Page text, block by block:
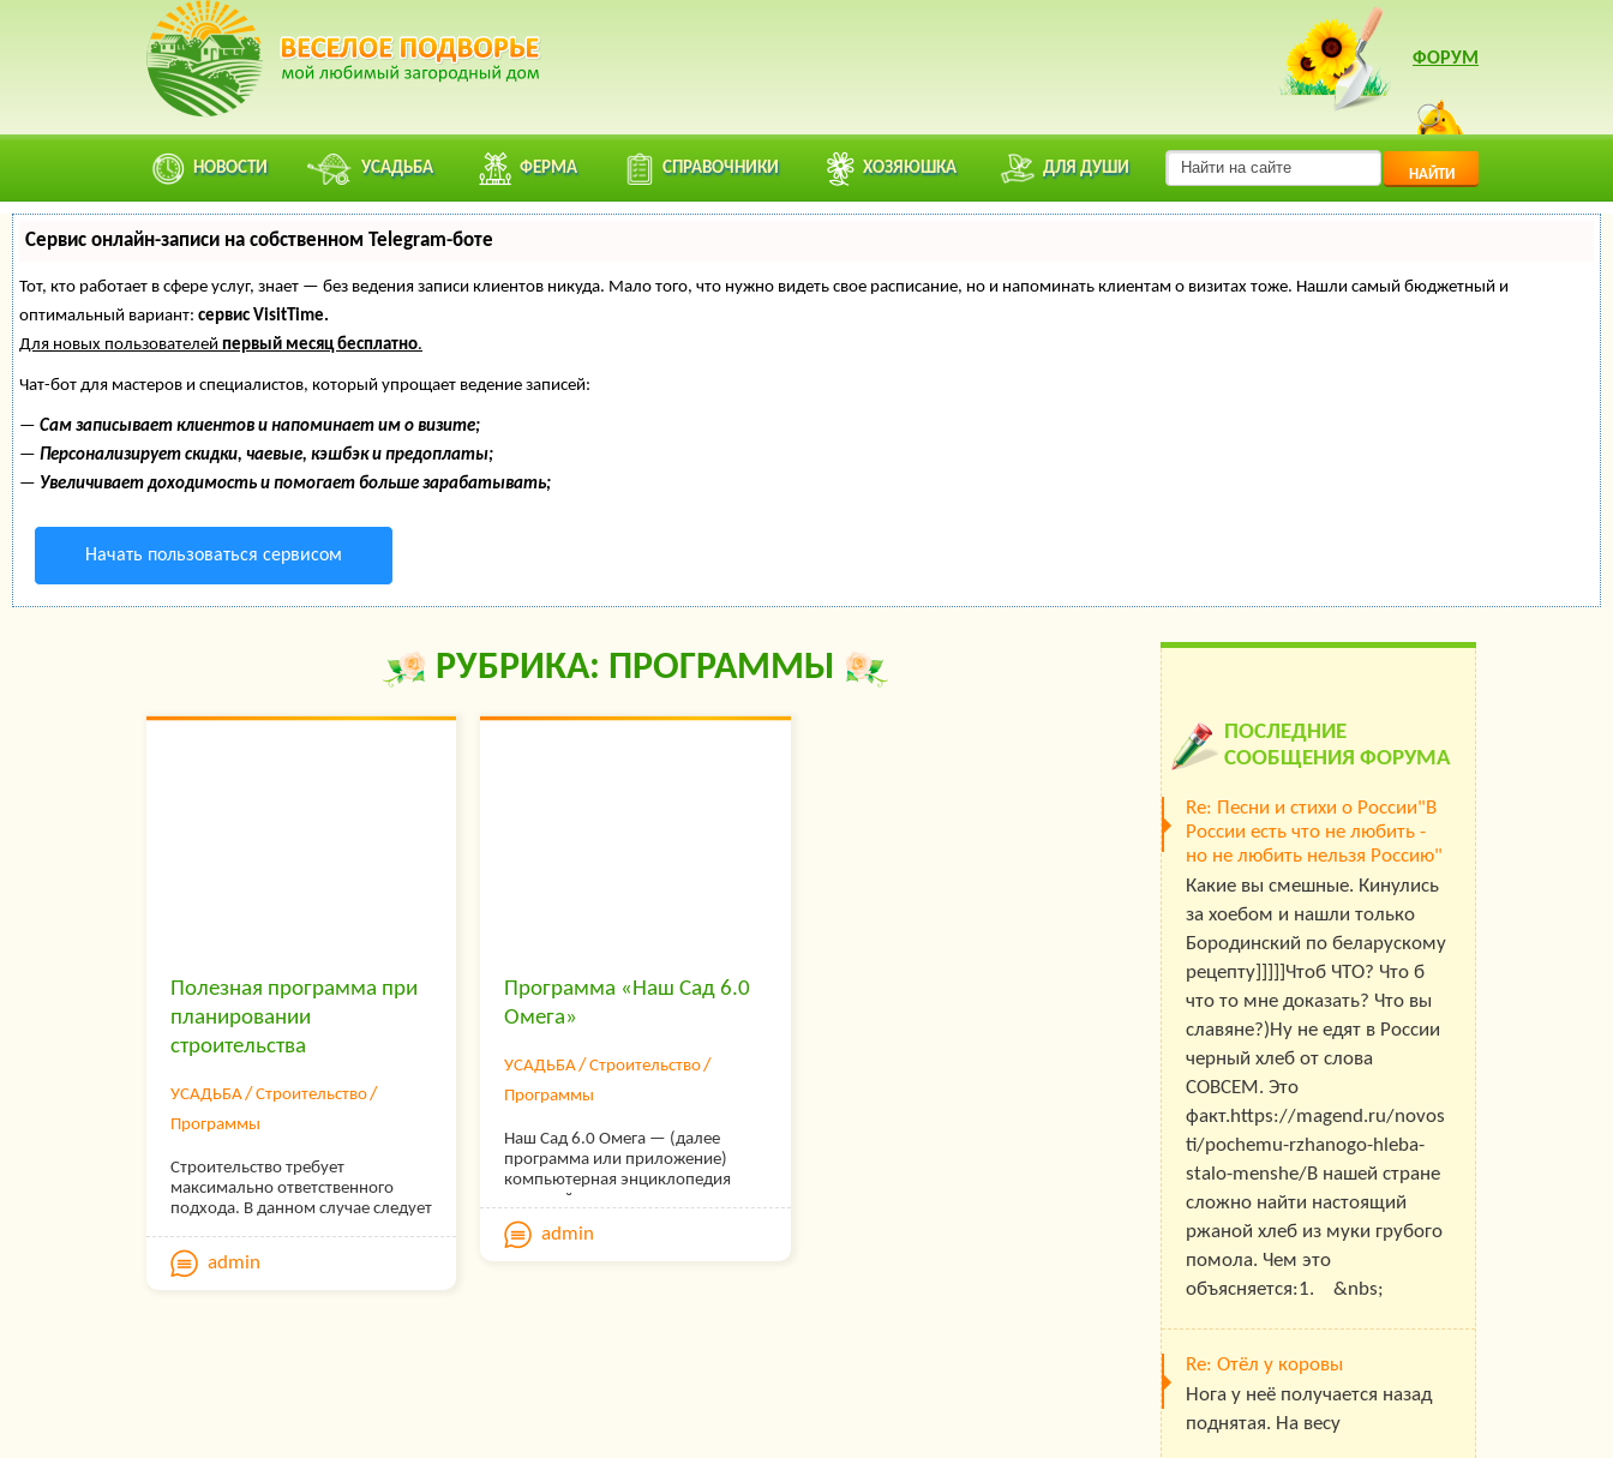
ФОРУМ
НОВОСТИ УСАДЬБА ФЕРМА СПРАВОЧНИКИ ХОЗЯЮШКА ДЛЯ ДУШИ НАЙТИ
Сервис онлайн-записи на собственном Telegram-боте
Тот, кто работает в сфере услуг, знает — без ведения записи клиентов никуда. Мало того, что нужно видеть свое расписание, но и напоминать клиентам о визитах тоже. Нашли самый бюджетный и
оптимальный вариант: сервис VisitTime.
Для новых пользователей первый месяц бесплатно.
Чат-бот для мастеров и специалистов, который упрощает ведение записей:
— Сам записывает клиентов и напоминает им о визите;
— Персонализирует скидки, чаевые, кэшбэк и предоплаты;
— Увеличивает доходимость и помогает больше зарабатывать;
Начать пользоваться сервисом
РУБРИКА: ПРОГРАММЫ
Полезная программа при
планировании
строительства
УСАДЬБА
Строительство
Программы
Строительство требует
максимально ответственного
подхода. В данном случае следует
рассчитать. А поможет в этом
удобная программа DefSmeta. В
чем состоят преимущества ее
admin
Программа «Наш Сад 6.0
Омега»
УСАДЬБА
Строительство
Программы
Наш Сад 6.0 Омега — (далее
программа или приложение)
компьютерная энциклопедия
растений, планировщик сада и
фоторедактор. Программа
предназначена как для
профессионального дизайнера
admin
ПОСЛЕДНИЕ
СООБЩЕНИЯ ФОРУМА
Re: Песни и стихи о России"В
России есть что не любить -
но не любить нельзя Россию"
Какие вы смешные. Кинулись
за хоебом и нашли только
Бородинский по беларускому
рецепту]]]]]Чтоб ЧТО? Что б
что то мне доказать? Что вы
славяне?)Ну не едят в России
черный хлеб от слова
СОВСЕМ. Это
факт.https://magend.ru/novos
ti/pochemu-rzhanogo-hleba-
stalo-menshe/В нашей стране
сложно найти настоящий
ржаной хлеб из муки грубого
помола. Чем это
объясняется:1. &nbs;
Re: Отёл у коровы
Нога у неё получается назад
поднятая. На весу